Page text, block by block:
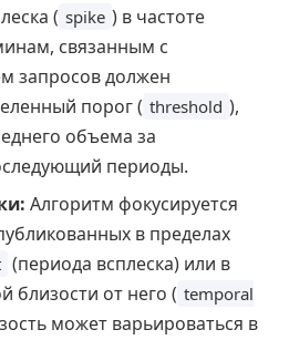
( spike ) в частоте
связанным с
запросов должен
порог ( threshold ),
объема за
периоды.
Алгоритм фокусируется
в пределах
(периода всплеска) или в
близости от него ( temporal
может варьироваться в